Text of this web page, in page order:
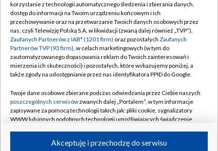
TVP
Abonament TVP
Emisja w TVP
Centrum informacji TVP
Naziemna Telewizja Cyfrowa
Rada Programowa
System NOS
Informacje o nadawcy
Program dla prasy
Regulamin TVP
Polityka prywatności
Moje zgody
Pomoc
Kontakt
Kanały
korzystanie z technologii automatycznego śledzenia i zbierania danych,
dostęp do informacji na Twoim urządzeniu końcowym i ich
przechowywanie oraz na przetwarzanie Twoich danych osobowych przez
nas, czyli Telewizję Polską S.A. w likwidacji (zwaną dalej również „TVP”),
Zaufanych Partnerów z IAB* (1201 firm) oraz pozostałych Zaufanych
Partnerów TVP (93 firm), w celach marketingowych (w tym do
zautomatyzowanego dopasowania reklam do Twoich zainteresowań i
mierzenia ich skuteczności) i pozostałych, które wskazujemy poniżej, a
także zgody na udostępnianie przez nas identyfikatora PPID do Google.
Twoje dane osobowe zbierane podczas odwiedzania przez Ciebie naszych
poszczególnych serwisówzwanych dalej „Portalem”, w tym informacje
zapisywane za pomocą technologii takich jak: pliki cookie, sygnalizatory
WWW lub innych podobnych technologii umożliwiających świadczenie
ruchu w Internecie.Akceptuję i przechodzę do serwisu